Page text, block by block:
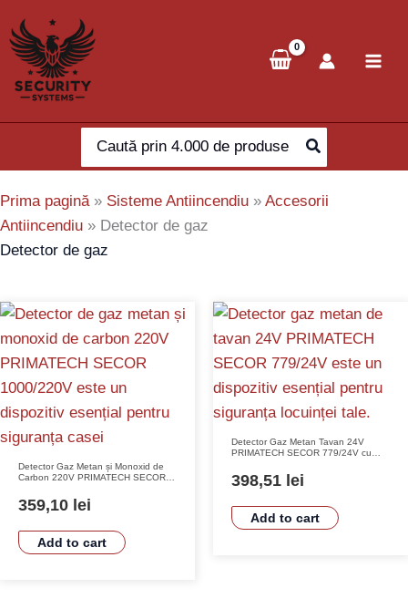
to
content
for:
Prima pagină» Sisteme Antiincendiu » Accesorii
Antiincendiu » Detector de gaz
Detector de gaz
Detector Gaz Metan și Monoxid de
Carbon 220V PRIMATECH SECOR
Semiconductor SnO2
359,10 lei
Add to cart
Detector Gaz Metan Tavan 24V
PRIMATECH SECOR 779/24V cu
LED
398,51 lei
Add to cart